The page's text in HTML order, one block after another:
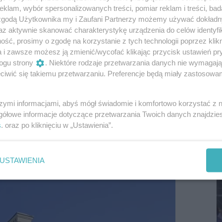
konsumenta".
sp. z o.o. okazało wynik wody z dnia 14
bakteriologii), zrealizowany przez GBA
oraz SP Borek Stary 67. Wyniki z obu próbek
bakterii, a sanepid wydał decyzję o
wybór spersonalizowanych treści, pomiar reklam i treści,
Użytkownika my i Zaufani Partnerzy możemy używać
aktywnie skanować charakterystykę urządzenia do celów
prosimy o zgodę na korzystanie z tych technologii poprzez
i zawsze możesz ją zmienić/wycofać klikając przycisk ustawień
strony
. Niektóre rodzaje przetwarzania danych nie
się takiemu przetwarzaniu. Preferencje będą miały
informacjami, abyś mógł świadomie i komfortowo korzystać z
informacje dotyczące przetwarzania Twoich danych
. oraz po kliknięciu w „Ustawienia”.
USTAWIENIA